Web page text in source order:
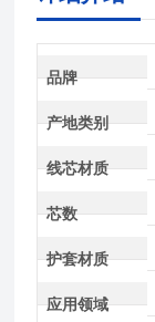
品牌
产地类别
线芯材质
芯数
护套材质
应用领域